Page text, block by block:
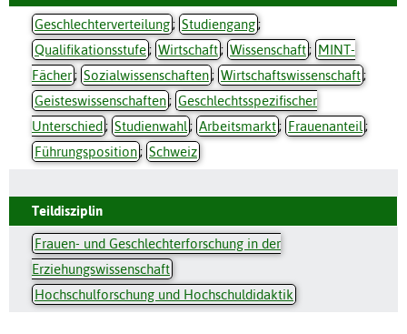
Geschlechterverteilung; Studiengang;
Qualifikationsstufe; Wirtschaft; Wissenschaft; MINT-
Fächer; Sozialwissenschaften; Wirtschaftswissenschaft;
Geisteswissenschaften; Geschlechtsspezifischer
Unterschied; Studienwahl ; Arbeitsmarkt; Frauenanteil ;
Führungsposition; Schweiz
Teildisziplin
Frauen- und Geschlechterforschung in der
Erziehungswissenschaft
Hochschulforschung und Hochschuldidaktik